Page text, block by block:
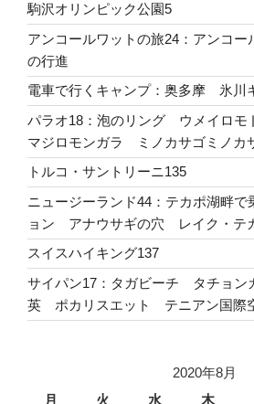
駒沢オリンピック公園5
アンコールワットの旅24：アンコ
の行進
電車で行くキャンプ：奥多摩 氷川
パラオ18：泡のリング ウメイロ
マジロモンガラ ミノカサゴミノ
トルコ・サントリーニ135
ニュージーランド44：テカポ湖畔
ョン アナウサギの穴 レイク・テ
スイスハイキング137
サイパン17：タガビーチ タチョ
英 ポカリスエット テニアン国際
2020年8月
月
火 水 木